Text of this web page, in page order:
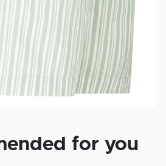
for you